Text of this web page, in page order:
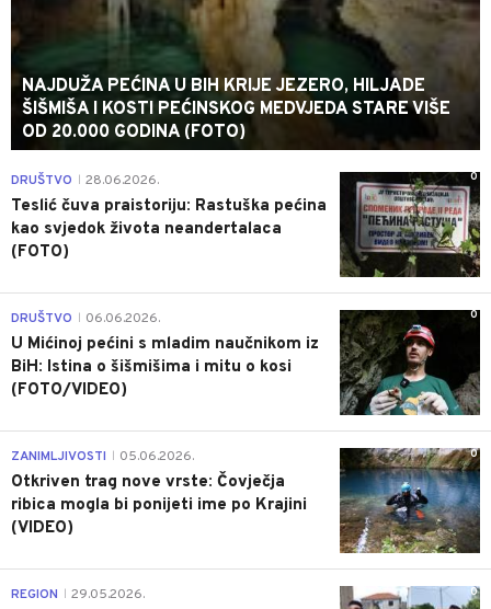
NAJDUŽA PEĆINA U BIH KRIJE JEZERO, HILJADE
ŠIŠMIŠA I KOSTI PEĆINSKOG MEDVJEDA STARE VIŠE
OD 20.000 GODINA (FOTO)
0
DRUŠTVO 28.06.2026.
Teslić čuva praistoriju: Rastuška pećina
kao svjedok života neandertalaca
(FOTO)
0
DRUŠTVO 06.06.2026.
U Mićinoj pećini s mladim naučnikom iz
BiH: Istina o šišmišima i mitu o kosi
(FOTO/VIDEO)
0
ZANIMLJIVOSTI 05.06.2026.
Otkriven trag nove vrste: Čovječja
ribica mogla bi ponijeti ime po Krajini
(VIDEO)
0
REGION 29.05.2026.